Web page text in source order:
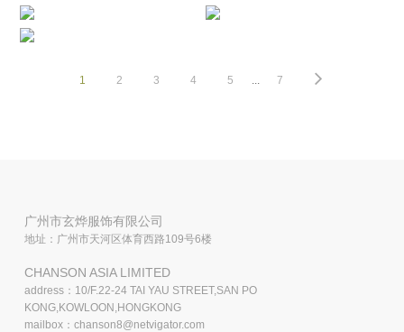
1 2 3 4 5 7
广州市玄烨服饰有限公司
地址：广州市天河区体育西路109号6楼
CHANSON ASIA LIMITED
address：10/F.22-24 TAI YAU STREET,SAN PO
KONG,KOWLOON,HONGKONG
mailbox：chanson8@netvigator.com